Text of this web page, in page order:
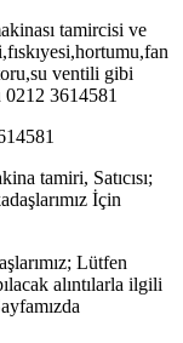
tamircisi ve
ventili gibi
0212 3614581
tamiri, Satıcısı;
İçin
Lütfen
alıntılarla ilgili